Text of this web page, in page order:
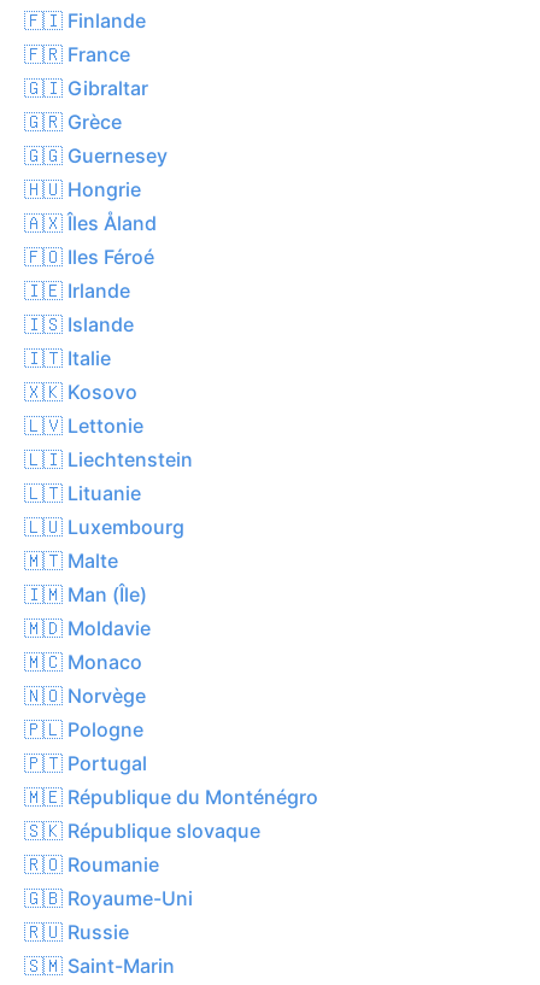
🇫🇮 Finlande
🇫🇷 France
🇬🇮 Gibraltar
🇬🇷 Grèce
🇬🇬 Guernesey
🇭🇺 Hongrie
🇦🇽 Îles Åland
🇫🇴 Iles Féroé
🇮🇪 Irlande
🇮🇸 Islande
🇮🇹 Italie
🇽🇰 Kosovo
🇱🇻 Lettonie
🇱🇮 Liechtenstein
🇱🇹 Lituanie
🇱🇺 Luxembourg
🇲🇹 Malte
🇮🇲 Man (Île)
🇲🇩 Moldavie
🇲🇨 Monaco
🇳🇴 Norvège
🇵🇱 Pologne
🇵🇹 Portugal
🇲🇪 République du Monténégro
🇸🇰 République slovaque
🇷🇴 Roumanie
🇬🇧 Royaume-Uni
🇷🇺 Russie
🇸🇲 Saint-Marin